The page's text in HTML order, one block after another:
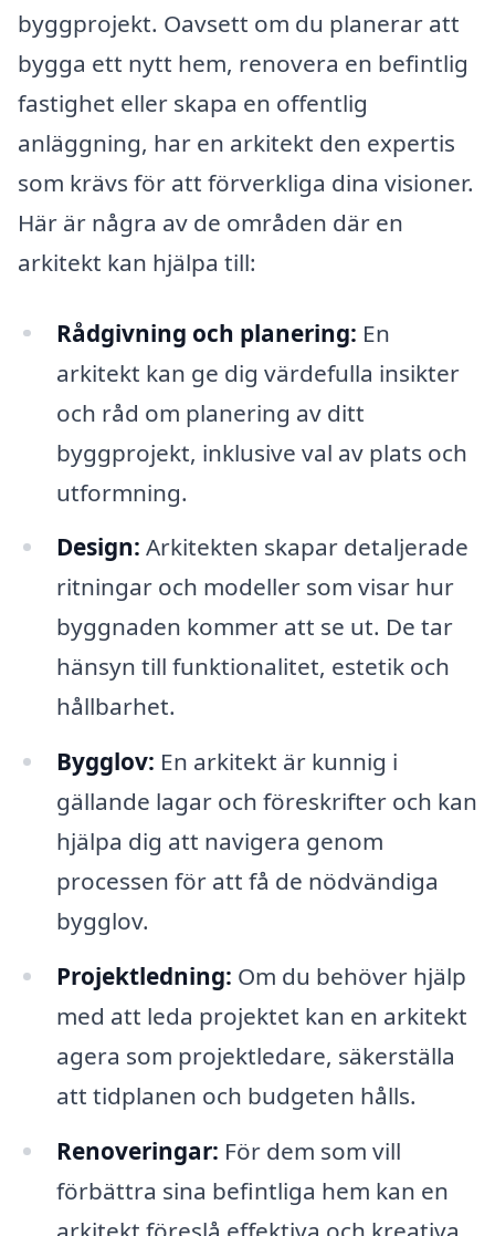
byggprojekt. Oavsett om du planerar att
bygga ett nytt hem, renovera en befintlig
fastighet eller skapa en offentlig
anläggning, har en arkitekt den expertis
som krävs för att förverkliga dina visioner.
Här är några av de områden där en
arkitekt kan hjälpa till:
Rådgivning och planering: En
arkitekt kan ge dig värdefulla insikter
och råd om planering av ditt
byggprojekt, inklusive val av plats och
utformning.
Design: Arkitekten skapar detaljerade
ritningar och modeller som visar hur
byggnaden kommer att se ut. De tar
hänsyn till funktionalitet, estetik och
hållbarhet.
Bygglov: En arkitekt är kunnig i
gällande lagar och föreskrifter och kan
hjälpa dig att navigera genom
processen för att få de nödvändiga
bygglov.
Projektledning: Om du behöver hjälp
med att leda projektet kan en arkitekt
agera som projektledare, säkerställa
att tidplanen och budgeten hålls.
Renoveringar: För dem som vill
förbättra sina befintliga hem kan en